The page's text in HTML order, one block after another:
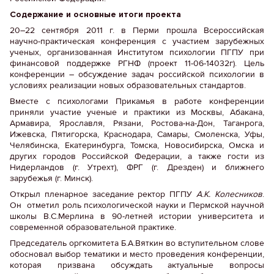
Содержание и основные итоги проекта
20–22 сентября 2011 г. в Перми прошла Всероссийская
научно-практическая конференция с участием зарубежных
ученых, организованная Институтом психологии ПГПУ при
финансовой поддержке РГНФ (проект 11-06-14032г). Цель
конференции – обсуждение задач российской психологии в
условиях реализации новых образовательных стандартов.
Вместе с психологами Прикамья в работе конференции
приняли участие ученые и практики из Москвы, Абакана,
Армавира, Ярославля, Рязани, Ростова-на-Дон, Таганрога,
Ижевска, Пятигорска, Краснодара, Самары, Смоленска, Уфы,
Челябинска, Екатеринбурга, Томска, Новосибирска, Омска и
других городов Российской Федерации, а также гости из
Нидерландов (г. Утрехт), ФРГ (г. Дрезден) и ближнего
зарубежья (г. Минск).
Открыл пленарное заседание ректор ПГПУА.К. Колесников.
Он отметил роль психологической науки и Пермской научной
школы В.С.Мерлина в 90-летней истории университета и
современной образовательной практике.
Председатель оргкомитета Б.А.Вяткин во вступительном слове
обосновал выбор тематики и место проведения конференции,
которая призвана обсуждать актуальные вопросы